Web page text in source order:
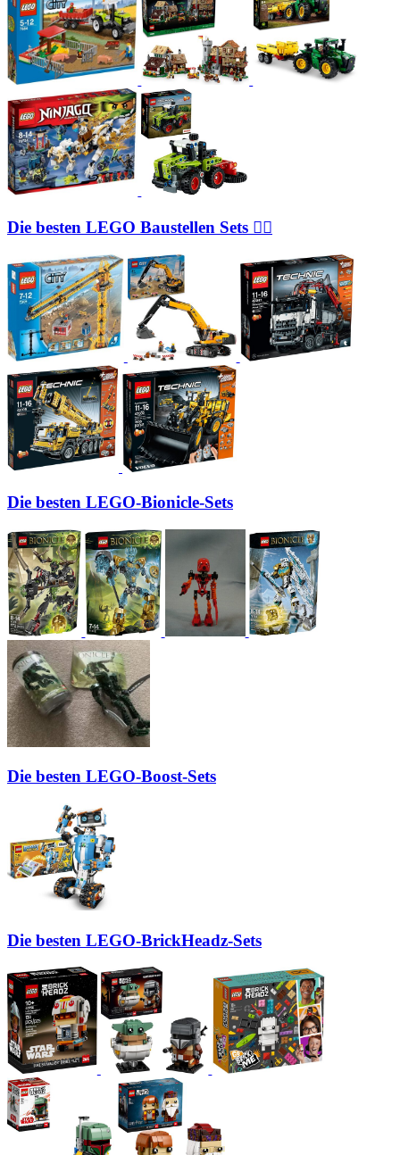
Die besten LEGO Baustellen Sets 👷‍♂️
Die besten LEGO-Bionicle-Sets
Die besten LEGO-Boost-Sets
Die besten LEGO-BrickHeadz-Sets